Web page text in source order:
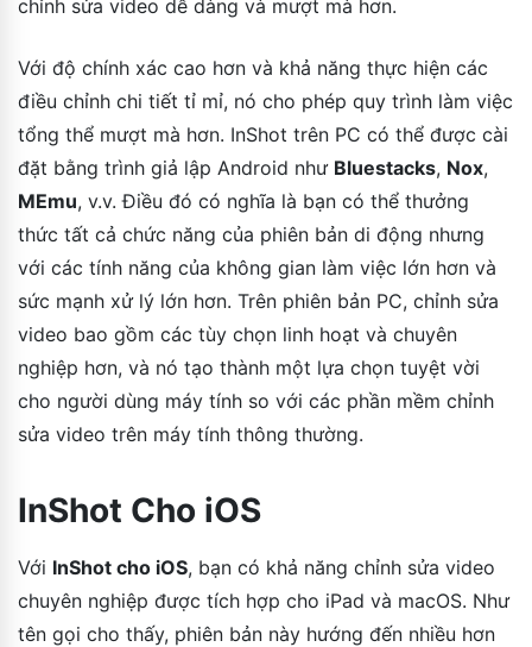
chỉnh sửa video dễ dàng và mượt mà hơn.
Với độ chính xác cao hơn và khả năng thực hiện các
điều chỉnh chi tiết tỉ mỉ, nó cho phép quy trình làm việc
tổng thể mượt mà hơn. InShot trên PC có thể được cài
đặt bằng trình giả lập Android như Bluestacks, Nox,
MEmu, v.v. Điều đó có nghĩa là bạn có thể thưởng
thức tất cả chức năng của phiên bản di động nhưng
với các tính năng của không gian làm việc lớn hơn và
sức mạnh xử lý lớn hơn. Trên phiên bản PC, chỉnh sửa
video bao gồm các tùy chọn linh hoạt và chuyên
nghiệp hơn, và nó tạo thành một lựa chọn tuyệt vời
cho người dùng máy tính so với các phần mềm chỉnh
sửa video trên máy tính thông thường.
InShot Cho iOS
Với InShot cho iOS, bạn có khả năng chỉnh sửa video
chuyên nghiệp được tích hợp cho iPad và macOS. Như
tên gọi cho thấy, phiên bản này hướng đến nhiều hơn